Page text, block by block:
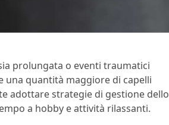
prolungata o eventi traumatici
una quantità maggiore di capelli
adottare strategie di gestione dello
a hobby e attività rilassanti.